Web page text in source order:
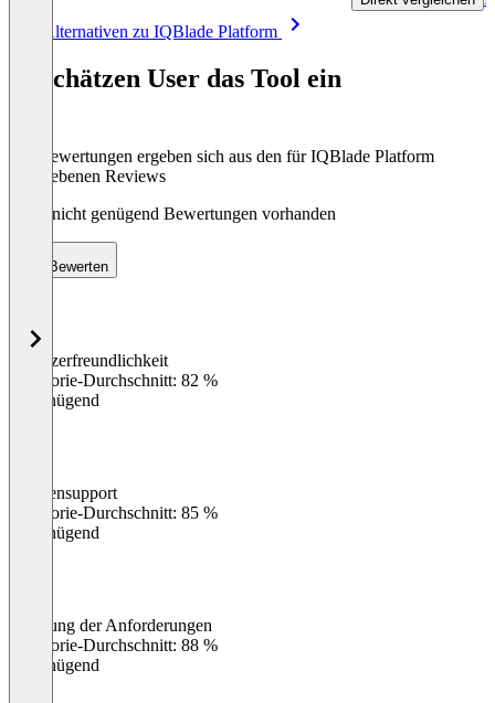
Alle Alternativen zu IQBlade Platform
So schätzen User das Tool ein
Die Bewertungen ergeben sich aus den für IQBlade Platform
abgegebenen Reviews
Noch nicht genügend Bewertungen vorhanden
Bewerten
Benutzerfreundlichkeit
Kategorie-Durchschnitt: 82 %
Ungenügend
Kundensupport
Kategorie-Durchschnitt: 85 %
Ungenügend
Erfüllung der Anforderungen
Kategorie-Durchschnitt: 88 %
Ungenügend